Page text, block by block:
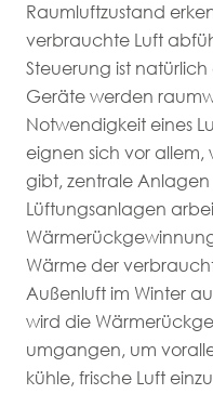
Raumluftzustand
verbrauchte Luft
Steuerung ist
Geräte werden
Notwendigkeit eines
eignen sich vor allem,
gibt, zentrale
Lüftungsanlagen
Wärme der
Außenluft im Winter
wird die
umgangen, um
kühle, frische Luft